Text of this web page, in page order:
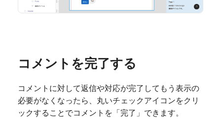
コメントを完了する
コメントに対して返信や対応が完了してもう表示の
必要がなくなったら、丸いチェックアイコンをクリ
ックすることでコメントを「完了」できます。